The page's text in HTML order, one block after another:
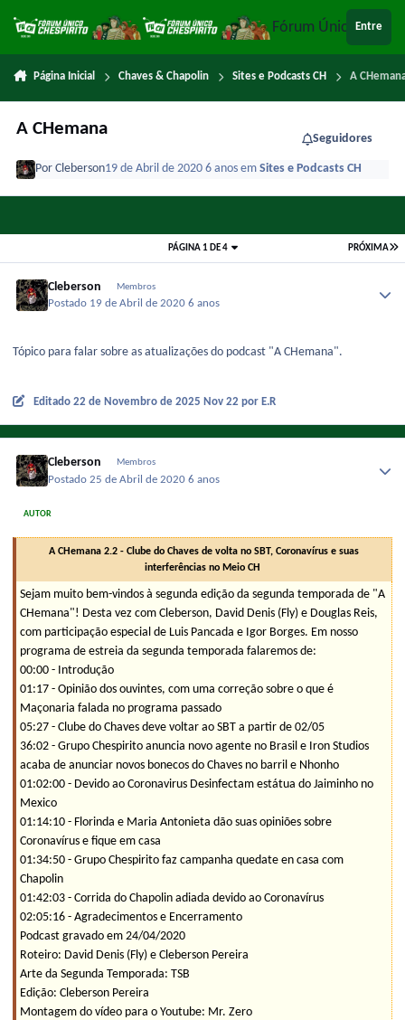
Fórum ÚnicoEntre
Página Inicial Chaves & Chapolin Sites e Podcasts CH A
A CHemana
Seguidores
PorCleberson19 de Abril de 20206 anosemSites e Podcasts CH
PRÓXIMA
PÁGINA 1 DE 4
Cleberson Membros
Postado 19 de Abril de 20206 anos
Tópico para falar sobre as atualizações do podcast "A CHemana".
Editado 22 de Novembro de 2025 Nov 22por E.R
Cleberson Membros
Postado25 de Abril de 20206 anos
AUTOR
A CHemana 2.2 - Clube do Chaves de volta no SBT, Coronavírus e suas
interferências no Meio CH
Sejam muito bem-vindos à segunda edição da segunda temporada de "A
CHemana"! Desta vez com Cleberson, David Denis (Fly) e Douglas Reis,
com participação especial de Luis Pancada e Igor Borges. Em nosso
programa de estreia da segunda temporada falaremos de:
00:00 - Introdução
01:17 - Opinião dos ouvintes, com uma correção sobre o que é
Maçonaria falada no programa passado
05:27 - Clube do Chaves deve voltar ao SBT a partir de 02/05
36:02 - Grupo Chespirito anuncia novo agente no Brasil e Iron Studios
acaba de anunciar novos bonecos do Chaves no barril e Nhonho
01:02:00 - Devido ao Coronavirus Desinfectam estátua do Jaiminho no
Mexico
01:14:10 - Florinda e Maria Antonieta dão suas opiniões sobre
Coronavírus e fique em casa
01:34:50 - Grupo Chespirito faz campanha quedate en casa com
Chapolin
01:42:03 - Corrida do Chapolin adiada devido ao Coronavírus
02:05:16 - Agradecimentos e Encerramento
Podcast gravado em 24/04/2020
Roteiro: David Denis (Fly) e Cleberson Pereira
Arte da Segunda Temporada: TSB
Edição: Cleberson Pereira
Montagem do vídeo para o Youtube: Mr. Zero